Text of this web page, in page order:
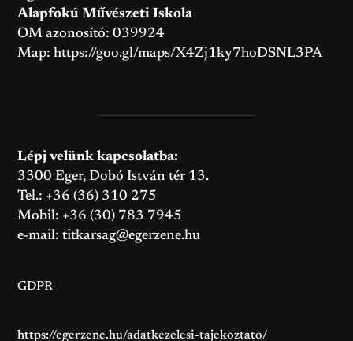
Alapfokú Művészeti Iskola
OM azonosító: 039924
Map:https://goo.gl/maps/X4Zj1ky7hoDSNL3PA
Lépj velünk kapcsolatba:
3300 Eger, Dobó István tér 13.
Tel.: +36 (36) 310 275
Mobil: +36 (30) 783 7945
e-mail:titkarsag@egerzene.hu
GDPR
https://egerzene.hu/adatkezelesi-tajekoztato/